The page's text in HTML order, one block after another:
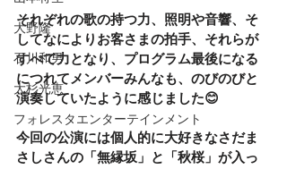
大野隆
石川和男
大杉光恵
フォレスタエンターテインメント
それぞれの歌の持つ力、照明や音響、そ
してなによりお客さまの拍手、それらが
すべて力となり、プログラム最後になる
につれてメンバーみんなも、のびのびと
演奏していたように感じました😊
今回の公演には個人的に大好きなさだま
さしさんの「無縁坂」と「秋桜」が入っ